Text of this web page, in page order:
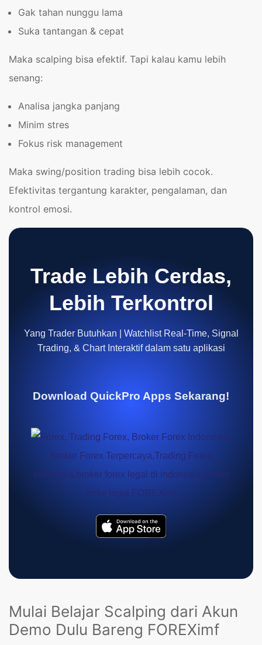
Gak tahan nunggu lama
Suka tantangan & cepat
Maka scalping bisa efektif. Tapi kalau kamu lebih
senang:
Analisa jangka panjang
Minim stres
Fokus risk management
Maka swing/position trading bisa lebih cocok.
Efektivitas tergantung karakter, pengalaman, dan
kontrol emosi.
Trade Lebih Cerdas,
Lebih Terkontrol
Yang Trader Butuhkan | Watchlist Real-Time, Signal
Trading, & Chart Interaktif dalam satu aplikasi
Download QuickPro Apps Sekarang!
Mulai Belajar Scalping dari Akun
Demo Dulu Bareng FOREXimf